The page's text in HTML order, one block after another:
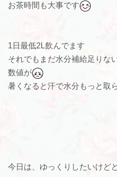
お茶時間も大事です
1日最低2L飲んでます
それでもまだ水分補給足りな
数値が
暑くなると汗で水分もっと取
今日は、ゆっくりしたいけど